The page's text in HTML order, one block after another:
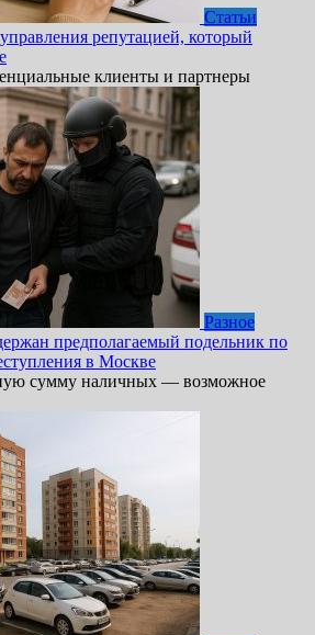
Статьи
репутацией, который
клиенты и партнеры
Разное
предполагаемый подельник по
в Москве
сумму наличных — возможное